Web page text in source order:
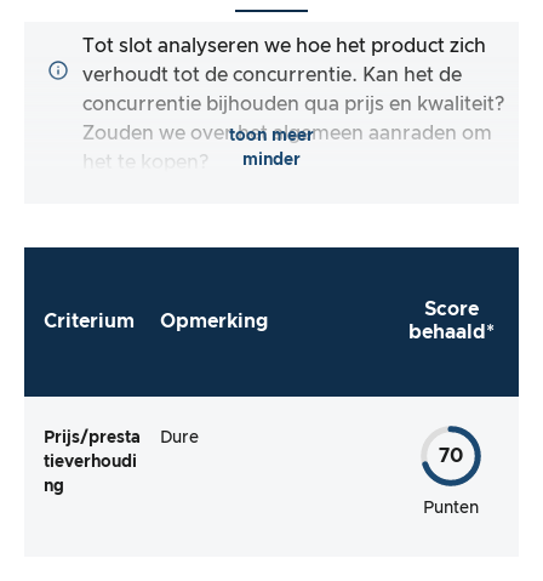
Tot slot analyseren we hoe het product zich
verhoudt tot de concurrentie. Kan het de
concurrentie bijhouden qua prijs en kwaliteit?
Zouden we over het algemeen aanraden om
het te kopen?
toon meer
minder
Criterium Opmerking
Score
behaald*
Prijs/presta
tieverhoudi
ng
Dure
70
Punten